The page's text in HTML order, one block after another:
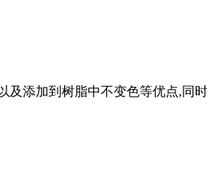
添加到树脂中不变色等优点,同